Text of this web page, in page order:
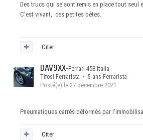
Des trucs qui se sont remis en place tout seul
C’est vivant, ces petites bêtes.
Citer
DAV9XX•Ferrari 458 Italia
Tifosi Ferrarista • 5 ans Ferrarista
Posté(e) le 27 décembre 2021
Pneumatiques carrés déformés par
Citer